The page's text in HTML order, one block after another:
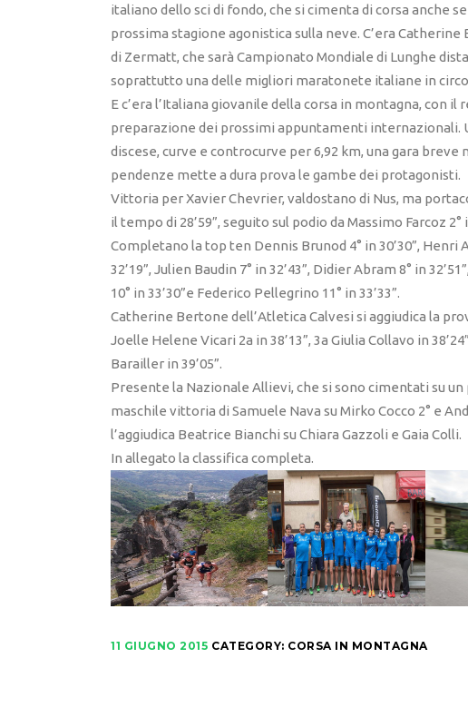
italiano dello sci di fondo, che si cimenta di corsa anche
prossima stagione agonistica sulla neve. C’era
di Zermatt, che sarà Campionato Mondiale di Lunghe
soprattutto una delle migliori maratonete italiane in
E c’era l’Italiana giovanile della corsa in montagna, con
preparazione dei prossimi appuntamenti internazionali.
discese, curve e controcurve per 6,92 km, una gara
pendenze mette a dura prova le gambe dei protagonisti.
Vittoria per Xavier Chevrier, valdostano di Nus, ma
il tempo di 28’59”, seguito sul podio da Massimo Farcoz 2°
Completano la top ten Dennis Brunod 4° in 30’30”, Henri
32’19”, Julien Baudin 7° in 32’43”, Didier Abram 8° in
10° in 33’30”e Federico Pellegrino 11° in 33’33”.
Catherine Bertone dell’Atletica Calvesi si aggiudica la
Joelle Helene Vicari 2a in 38’13”, 3a Giulia Collavo in
Barailler in 39’05”.
Presente la Nazionale Allievi, che si sono cimentati su un
maschile vittoria di Samuele Nava su Mirko Cocco 2° e
l’aggiudica Beatrice Bianchi su Chiara Gazzoli e Gaia Colli.
In allegato la classifica completa.
11 GIUGNO 2015 CATEGORY: CORSA IN MONTAGNA